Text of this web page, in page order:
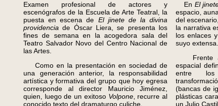
Examen profesional de actores y
escenógrafos de la Escuela de Arte Teatral, la
puesta en escena de El jinete de la divina
providenciade Óscar Liera, se presenta los
fines de semana en la acogedora sala del
Teatro Salvador Novo del Centro Nacional de
las Artes.
Como en la presentación en sociedad de
una generación anterior, la responsabilidad
artística y formativa del grupo que hoy egresa
corresponde al director Mauricio Jiménez,
quien, luego de un exitoso Volpone, recurre al
conocido texto del dramaturgo culiche.
En El
espacio,
del
la narrativa
los enlaces
suyo extensa.
Frente a
espacial
entre los
(bancas de
plásticas
un Julio